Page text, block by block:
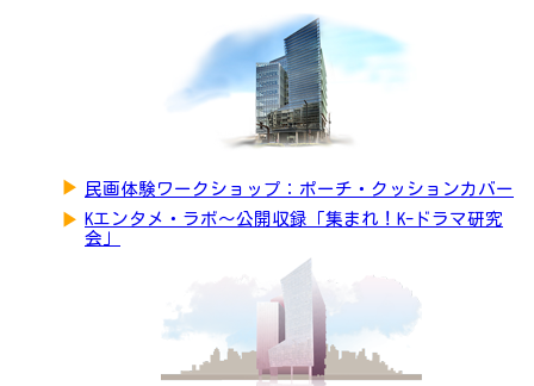
▶ 民画体験ワークショップ：ポーチ・クッションカバー
▶ Kエンタメ・ラボ～公開収録「集まれ！K-ドラマ研究
会」